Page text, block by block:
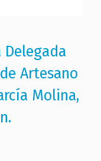
Artesano
Molina,